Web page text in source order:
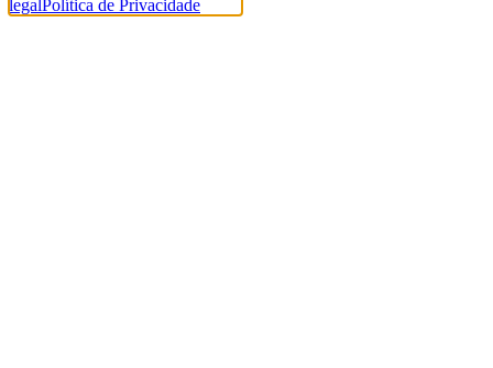
legalPolítica de Privacidade